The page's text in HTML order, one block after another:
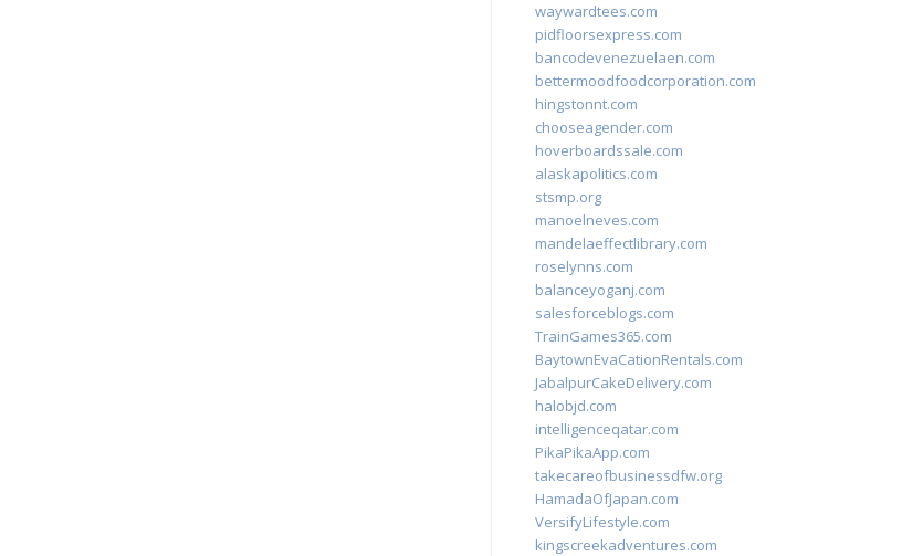
waywardtees.com
pidfloorsexpress.com
bancodevenezuelaen.com
bettermoodfoodcorporation.com
hingstonnt.com
chooseagender.com
hoverboardssale.com
alaskapolitics.com
stsmp.org
manoelneves.com
mandelaeffectlibrary.com
roselynns.com
balanceyoganj.com
salesforceblogs.com
TrainGames365.com
BaytownEvaCationRentals.com
JabalpurCakeDelivery.com
halobjd.com
intelligenceqatar.com
PikaPikaApp.com
takecareofbusinessdfw.org
HamadaOfJapan.com
VersifyLifestyle.com
kingscreekadventures.com